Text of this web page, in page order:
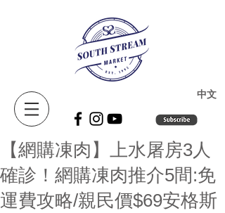
​中文
【網購凍肉】上水屠房3人
確診！網購凍肉推介5間:免
運費攻略/親民價$69安格斯